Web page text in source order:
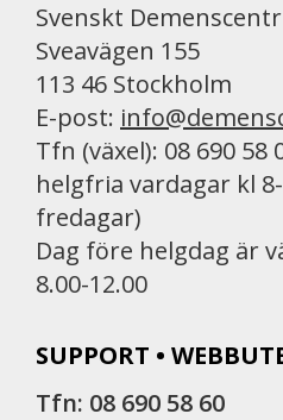
Svenskt
Sveavägen 155
113 46 Stockholm
E-post:
Tfn (växel): 08 690 58
helgfria vardagar kl
fredagar)
Dag före helgdag är
8.00-12.00
SUPPORT •
Tfn: 08 690 58 60